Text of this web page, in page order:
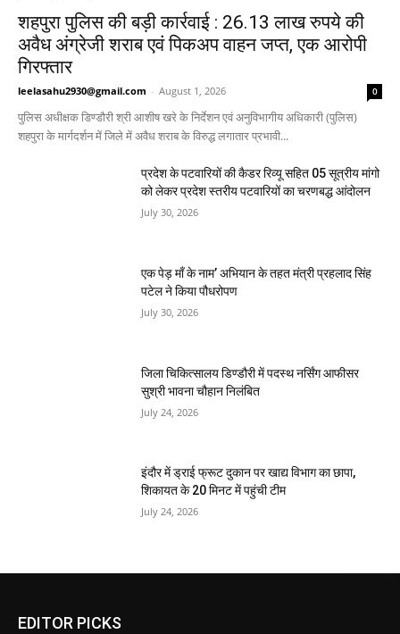
शहपुरा पुलिस की बड़ी कार्रवाई : 26.13 लाख रुपये की
अवैध अंग्रेजी शराब एवं पिकअप वाहन जप्त, एक आरोपी
गिरफ्तार
leelasahu2930@gmail.com - August 1, 2026 0
पुलिस अधीक्षक डिण्डौरी श्री आशीष खरे के निर्देशन एवं अनुविभागीय अधिकारी (पुलिस)
शहपुरा के मार्गदर्शन में जिले में अवैध शराब के विरुद्ध लगातार प्रभावी...
प्रदेश के पटवारियों की कैडर रिव्यू सहित 05 सूत्रीय मांगो
को लेकर प्रदेश स्तरीय पटवारियों का चरणबद्ध आंदोलन
July 30, 2026
एक पेड़ माँ के नाम’ अभियान के तहत मंत्री प्रहलाद सिंह
पटेल ने किया पौधरोपण
July 30, 2026
जिला चिकित्सालय डिण्डौरी में पदस्थ नर्सिंग आफीसर
सुश्री भावना चौहान निलंबित
July 24, 2026
इंदौर में ड्राई फ्रूट दुकान पर खाद्य विभाग का छापा,
शिकायत के 20 मिनट में पहुंची टीम
July 24, 2026
EDITOR PICKS